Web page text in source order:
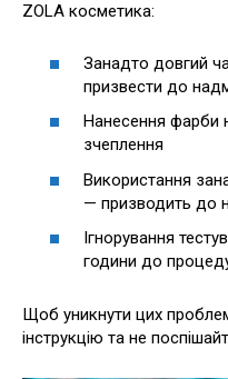
ZOLA косметика:
Занадто довгий
призвести до
Нанесення фарби
зчеплення
Використання
— призводить до
Ігнорування
години до
Щоб уникнути цих
інструкцію та не